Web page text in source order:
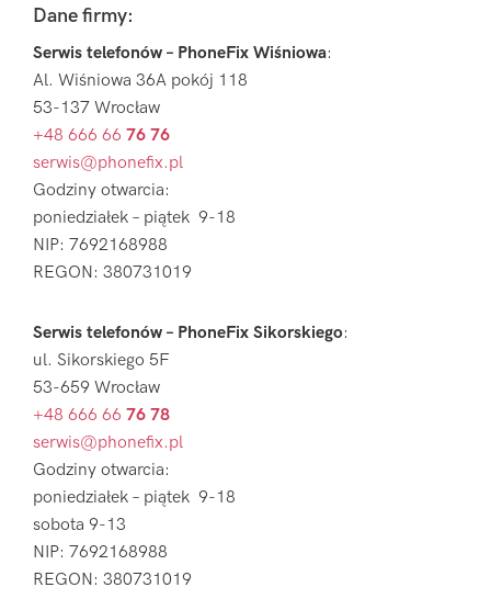
FooterDane firmy:
Serwis telefonów – PhoneFix Wiśniowa:
Al. Wiśniowa 36A pokój 118
53-137 Wrocław
+48 666 66 76 76
serwis@phonefix.pl
Godziny otwarcia:
poniedziałek – piątek 9-18
NIP: 7692168988
REGON: 380731019
Serwis telefonów – PhoneFix Sikorskiego:
ul. Sikorskiego 5F
53-659 Wrocław
+48 666 66 76 78
serwis@phonefix.pl
Godziny otwarcia:
poniedziałek – piątek 9-18
sobota 9-13
NIP: 7692168988
REGON: 380731019